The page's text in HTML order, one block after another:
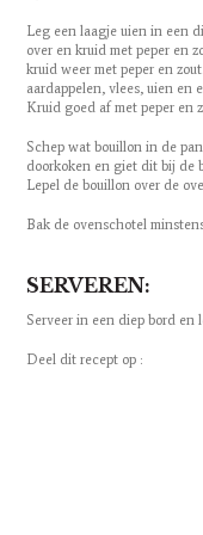
Leg een laagje uien in een
over en kruid met peper en
kruid weer met peper en
aardappelen, vlees, uien en
Kruid goed af met peper en
Schep wat bouillon in de
doorkoken en giet dit bij de
Lepel de bouillon over de
Bak de ovenschotel
SERVEREN:
Serveer in een diep bord en
Deel dit recept op :